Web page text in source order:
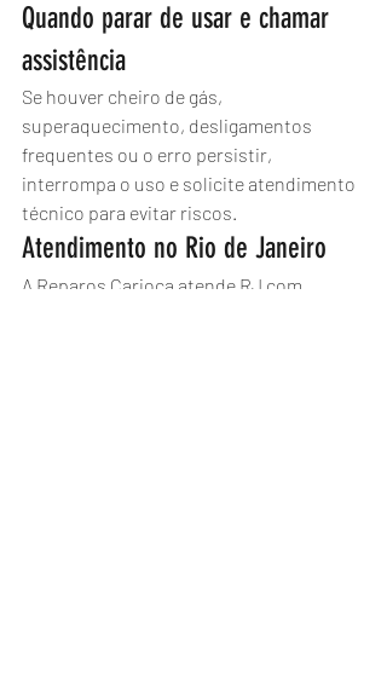
Quando parar de usar e chamar
assistência
Se houver cheiro de gás,
superaquecimento, desligamentos
frequentes ou o erro persistir,
interrompa o uso e solicite atendimento
técnico para evitar riscos.
Atendimento no Rio de Janeiro
A Reparos Carioca atende RJ com